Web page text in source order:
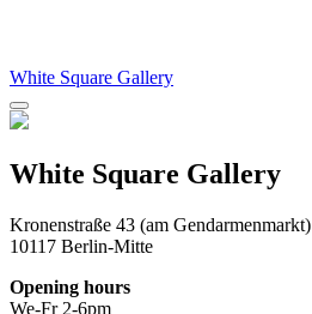
White Square Gallery
White Square Gallery
Kronenstraße 43 (am Gendarmenmarkt)
10117 Berlin-Mitte
Opening hours
We-Fr 2-6pm